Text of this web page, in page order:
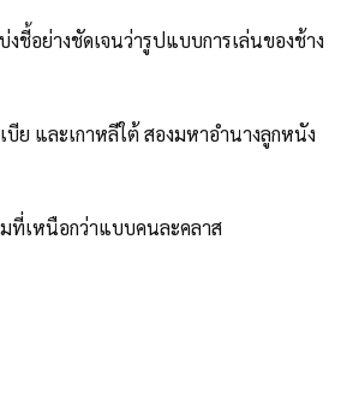
ชี้อย่างชัดเจนว่ารูปแบบการเล่นของช้าง
บีย และเกาหลีใต้ สองมหาอำนางลูกหนัง
ที่เหนือกว่าแบบคนละคลาส